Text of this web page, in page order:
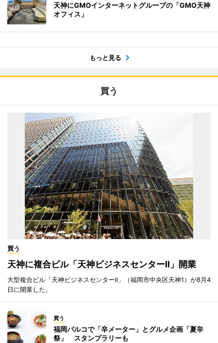
天神にGMOインターネットグループの「GMO天神
オフィス」
もっと見る
買う
買う
天神に複合ビル「天神ビジネスセンターII」開業
大型複合ビル「天神ビジネスセンターII」（福岡市中央区天神1）が8月4
日に開業した。
買う
福岡パルコで「辛メーター」とグルメ企画「夏辛
祭」 スタンプラリーも